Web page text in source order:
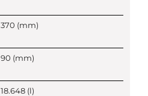
370 (mm)
90 (mm)
18.648 (l)